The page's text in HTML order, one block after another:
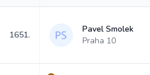
1651.
Pavel Smolek
Praha 10